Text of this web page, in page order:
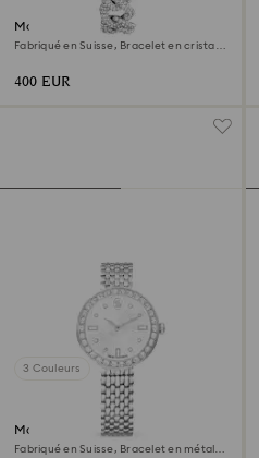
Montre Dextera chain
Fabriqué en Suisse, Bracelet en cristal,
400 EUR
3 Couleurs
Montre Matrix tennis 7-link
Fabriqué en Suisse, Bracelet en métal,